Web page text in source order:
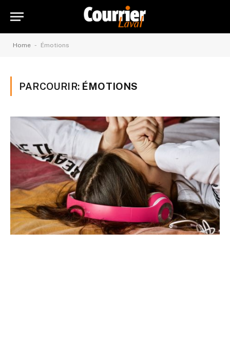
Home - Émotions
PARCOURIR: ÉMOTIONS